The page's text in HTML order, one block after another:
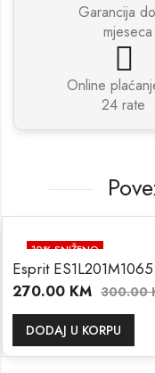
Garancija
mjeseca
Online
24 rate
10% SNIŽENO
Esprit ES1L201M1065
270.00 KM 300.00
DODAJ U KORPU